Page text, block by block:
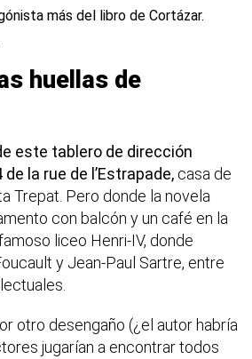
más del libro de Cortázar.
huellas de
este tablero de dirección
de la rue de l’Estrapade, casa de
Trepat. Pero donde la novela
con balcón y un café en la
liceo Henri-IV, donde
y Jean-Paul Sartre, entre
otro desengaño (¿el autor habría
jugarían a encontrar todos